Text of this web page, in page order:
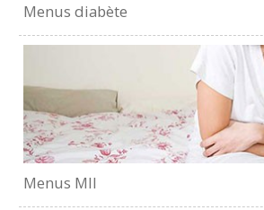
Menus diabète
Menus MII